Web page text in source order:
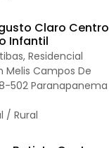
Claro Centro
Infantil
Residencial
Melis Campos De
502 Paranapanema
/ Rural